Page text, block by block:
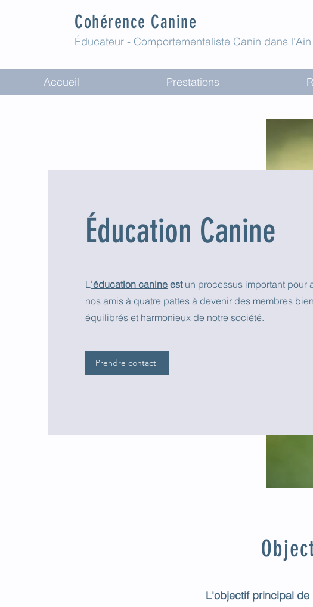
Cohérence Canine
Éducateur - Comportementaliste Canin dans l'Ain
Accueil Prestations
Éducation Canine
L'éducation canine est un processus important pour
nos amis à quatre pattes à devenir des membres bien
équilibrés et harmonieux de notre société.
Prendre contact
L'objectif principal